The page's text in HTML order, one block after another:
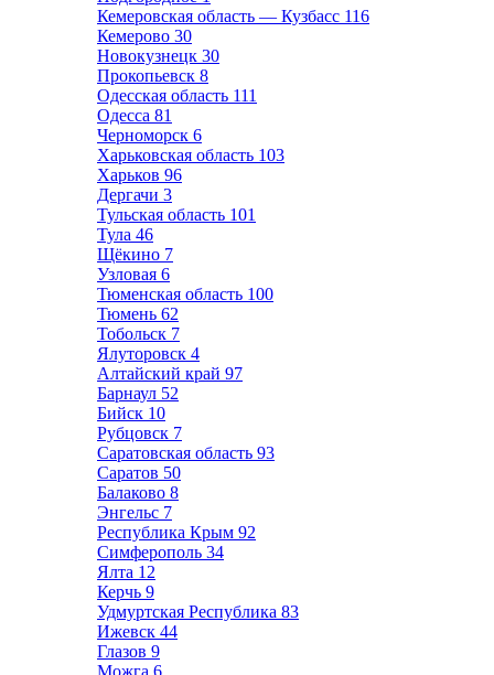
Кемеровская область — Кузбасс 116
Кемерово 30
Новокузнецк 30
Прокопьевск 8
Одесская область 111
Одесса 81
Черноморск 6
Харьковская область 103
Харьков 96
Дергачи 3
Тульская область 101
Тула 46
Щёкино 7
Узловая 6
Тюменская область 100
Тюмень 62
Тобольск 7
Ялуторовск 4
Алтайский край 97
Барнаул 52
Бийск 10
Рубцовск 7
Саратовская область 93
Саратов 50
Балаково 8
Энгельс 7
Республика Крым 92
Симферополь 34
Ялта 12
Керчь 9
Удмуртская Республика 83
Ижевск 44
Глазов 9
Можга 6